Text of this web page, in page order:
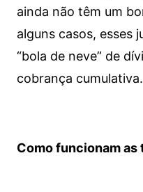
ainda não têm um
alguns casos, esses
“bola de neve” de
cobrança cumulativa.
Como funcionam